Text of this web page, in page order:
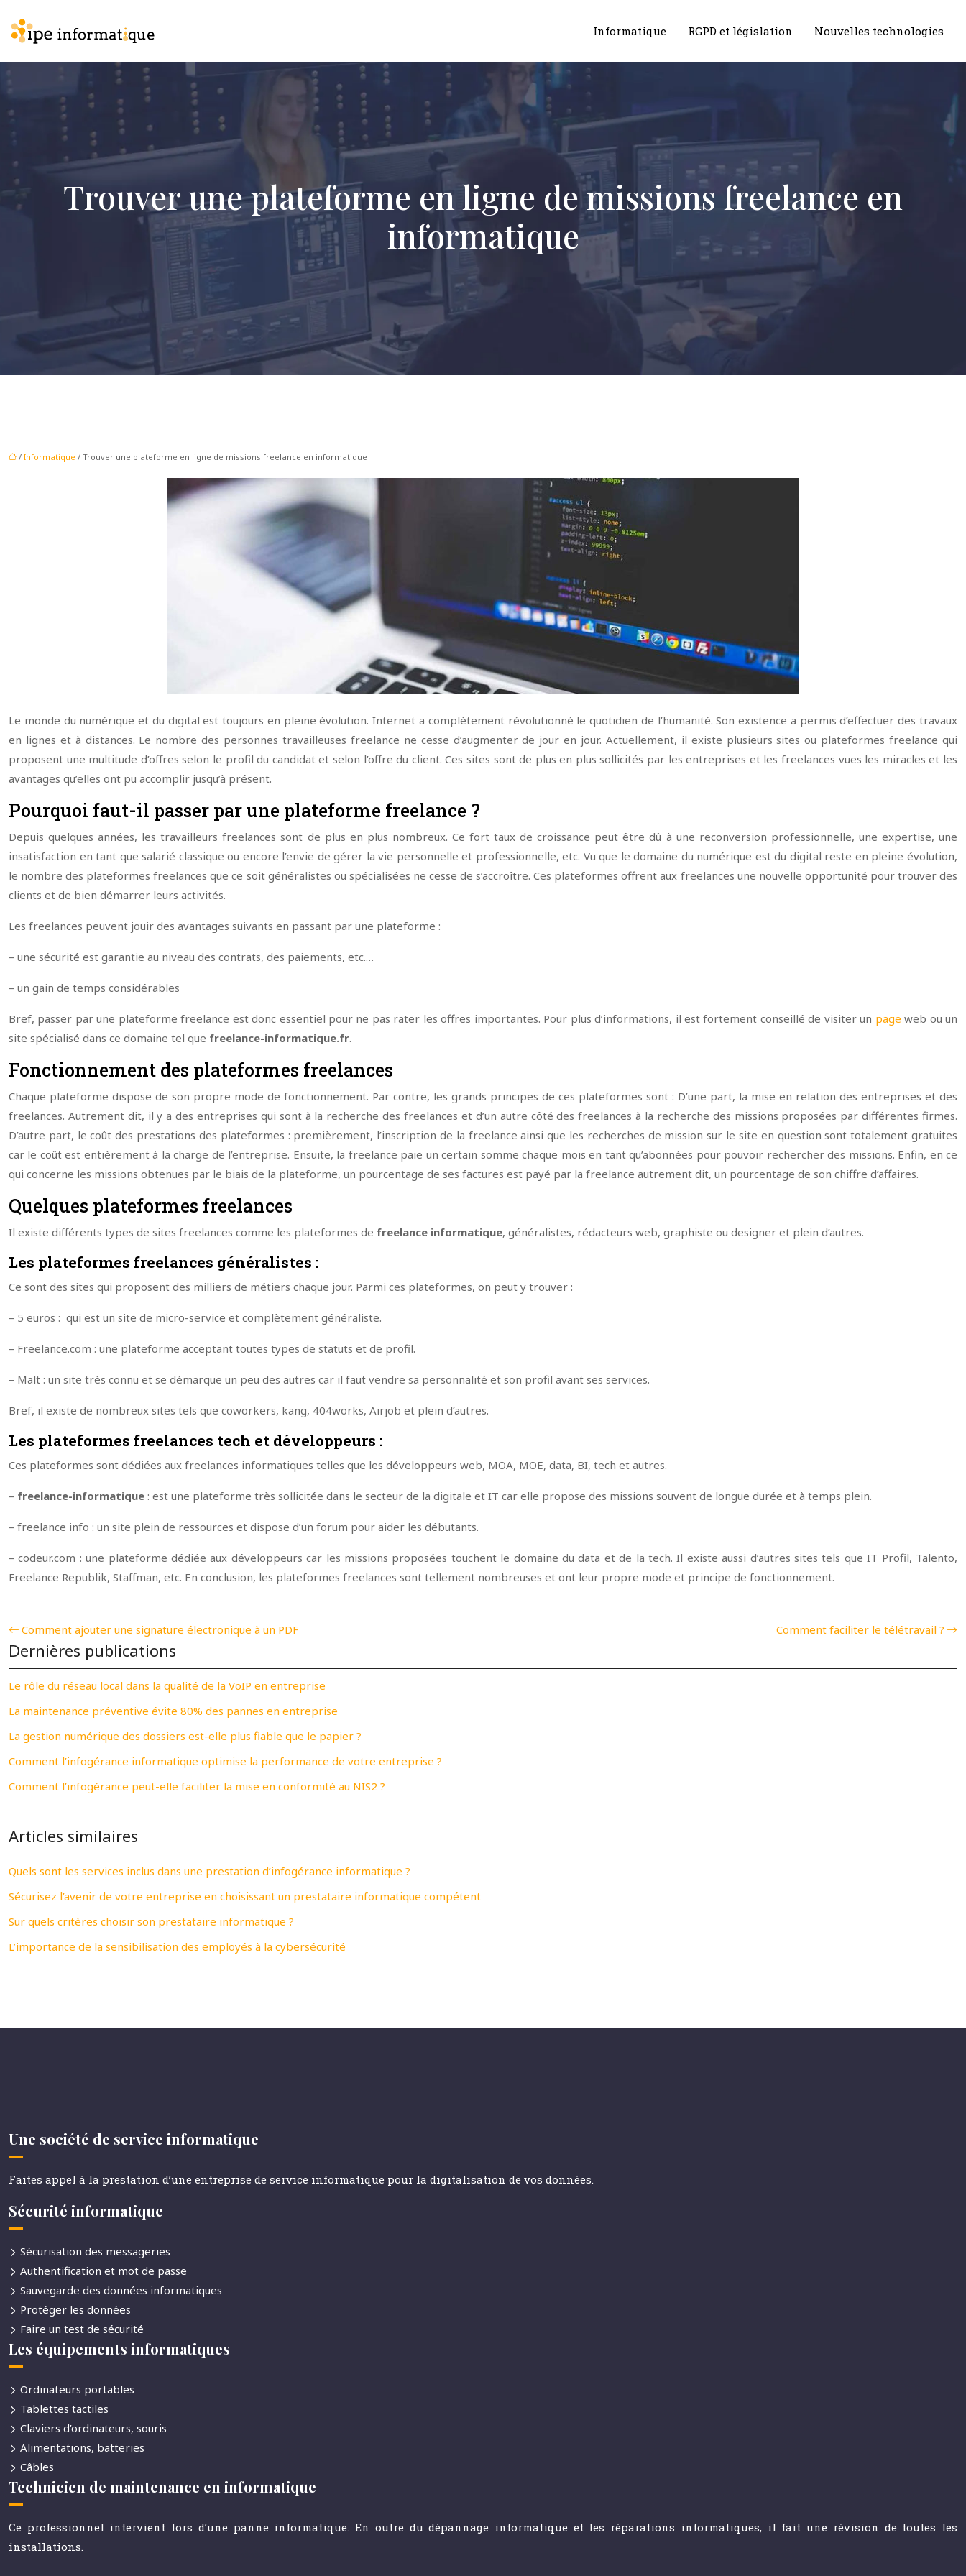
Informatique RGPD et législation Nouvelles technologies
Trouver une plateforme en ligne de missions freelance en
informatique
/ Informatique / Trouver une plateforme en ligne de missions freelance en informatique
Le monde du numérique et du digital est toujours en pleine évolution. Internet a complètement révolutionné le quotidien de l’humanité. Son existence a permis d’effectuer des travaux
en lignes et à distances. Le nombre des personnes travailleuses freelance ne cesse d’augmenter de jour en jour. Actuellement, il existe plusieurs sites ou plateformes freelance qui
proposent une multitude d’offres selon le profil du candidat et selon l’offre du client. Ces sites sont de plus en plus sollicités par les entreprises et les freelances vues les miracles et les
avantages qu’elles ont pu accomplir jusqu’à présent.
Pourquoi faut-il passer par une plateforme freelance ?
Depuis quelques années, les travailleurs freelances sont de plus en plus nombreux. Ce fort taux de croissance peut être dû à une reconversion professionnelle, une expertise, une
insatisfaction en tant que salarié classique ou encore l’envie de gérer la vie personnelle et professionnelle, etc. Vu que le domaine du numérique est du digital reste en pleine évolution,
le nombre des plateformes freelances que ce soit généralistes ou spécialisées ne cesse de s’accroître. Ces plateformes offrent aux freelances une nouvelle opportunité pour trouver des
clients et de bien démarrer leurs activités.
Les freelances peuvent jouir des avantages suivants en passant par une plateforme :
– une sécurité est garantie au niveau des contrats, des paiements, etc.…
– un gain de temps considérables
Bref, passer par une plateforme freelance est donc essentiel pour ne pas rater les offres importantes. Pour plus d’informations, il est fortement conseillé de visiter un page web ou un
site spécialisé dans ce domaine tel que freelance-informatique.fr.
Fonctionnement des plateformes freelances
Chaque plateforme dispose de son propre mode de fonctionnement. Par contre, les grands principes de ces plateformes sont : D’une part, la mise en relation des entreprises et des
freelances. Autrement dit, il y a des entreprises qui sont à la recherche des freelances et d’un autre côté des freelances à la recherche des missions proposées par différentes firmes.
D’autre part, le coût des prestations des plateformes : premièrement, l’inscription de la freelance ainsi que les recherches de mission sur le site en question sont totalement gratuites
car le coût est entièrement à la charge de l’entreprise. Ensuite, la freelance paie un certain somme chaque mois en tant qu’abonnées pour pouvoir rechercher des missions. Enfin, en ce
qui concerne les missions obtenues par le biais de la plateforme, un pourcentage de ses factures est payé par la freelance autrement dit, un pourcentage de son chiffre d’affaires.
Quelques plateformes freelances
Il existe différents types de sites freelances comme les plateformes de freelance informatique, généralistes, rédacteurs web, graphiste ou designer et plein d’autres.
Les plateformes freelances généralistes :
Ce sont des sites qui proposent des milliers de métiers chaque jour. Parmi ces plateformes, on peut y trouver :
– 5 euros : qui est un site de micro-service et complètement généraliste.
– Freelance.com : une plateforme acceptant toutes types de statuts et de profil.
– Malt : un site très connu et se démarque un peu des autres car il faut vendre sa personnalité et son profil avant ses services.
Bref, il existe de nombreux sites tels que coworkers, kang, 404works, Airjob et plein d’autres.
Les plateformes freelances tech et développeurs :
Ces plateformes sont dédiées aux freelances informatiques telles que les développeurs web, MOA, MOE, data, BI, tech et autres.
– freelance-informatique : est une plateforme très sollicitée dans le secteur de la digitale et IT car elle propose des missions souvent de longue durée et à temps plein.
– freelance info : un site plein de ressources et dispose d’un forum pour aider les débutants.
– codeur.com : une plateforme dédiée aux développeurs car les missions proposées touchent le domaine du data et de la tech. Il existe aussi d’autres sites tels que IT Profil, Talento,
Freelance Republik, Staffman, etc. En conclusion, les plateformes freelances sont tellement nombreuses et ont leur propre mode et principe de fonctionnement.
Comment ajouter une signature électronique à un PDF Comment faciliter le télétravail ?
Dernières publications
Le rôle du réseau local dans la qualité de la VoIP en entreprise
La maintenance préventive évite 80% des pannes en entreprise
La gestion numérique des dossiers est-elle plus fiable que le papier ?
Comment l’infogérance informatique optimise la performance de votre entreprise ?
Comment l’infogérance peut-elle faciliter la mise en conformité au NIS2 ?
Articles similaires
Quels sont les services inclus dans une prestation d’infogérance informatique ?
Sécurisez l’avenir de votre entreprise en choisissant un prestataire informatique compétent
Sur quels critères choisir son prestataire informatique ?
L’importance de la sensibilisation des employés à la cybersécurité
Une société de service informatique
Faites appel à la prestation d’une entreprise de service informatique pour la digitalisation de vos données.
Sécurité informatique
Sécurisation des messageries
Authentification et mot de passe
Sauvegarde des données informatiques
Protéger les données
Faire un test de sécurité
Les équipements informatiques
Ordinateurs portables
Tablettes tactiles
Claviers d’ordinateurs, souris
Alimentations, batteries
Câbles
Technicien de maintenance en informatique
Ce professionnel intervient lors d’une panne informatique. En outre du dépannage informatique et les réparations informatiques, il fait une révision de toutes les
installations.